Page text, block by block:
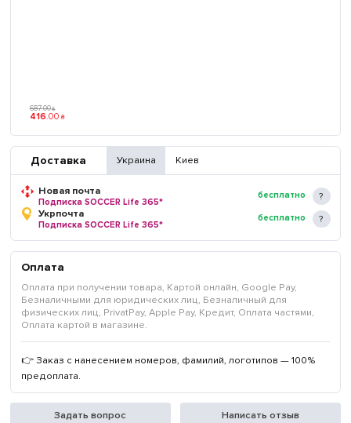
687.00 ₴
416 00 ₴
Доставка Украина Киев
Новая почта
Подписка SOCCER Life 365*
бесплатно
Укрпочта
Подписка SOCCER Life 365*
бесплатно
Оплата
Оплата при получении товара, Картой онлайн, Google Pay,
Безналичными для юридических лиц, Безналичный для
физических лиц, PrivatPay, Apple Pay, Кредит, Оплата частями,
Оплата картой в магазине.
👉 Заказ с нанесением номеров, фамилий, логотипов — 100%
предоплата.
Задать вопрос Написать отзыв